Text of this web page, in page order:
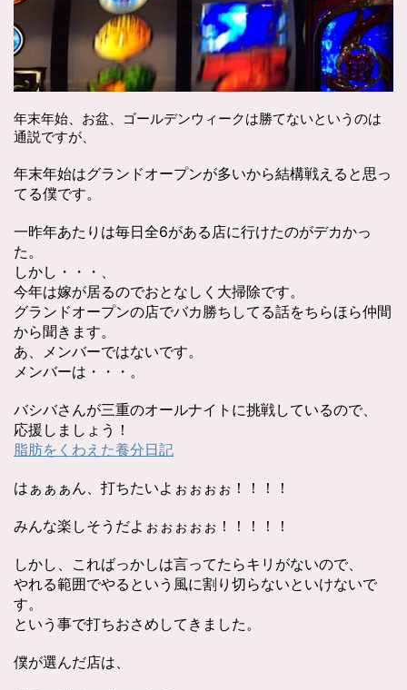
年末年始、お盆、ゴールデンウィークは勝てないというのは
通説ですが、
年末年始はグランドオープンが多いから結構戦えると思っ
てる僕です。
一昨年あたりは毎日全6がある店に行けたのがデカかっ
た。
しかし・・・、
今年は嫁が居るのでおとなしく大掃除です。
グランドオープンの店でバカ勝ちしてる話をちらほら仲間
から聞きます。
あ、メンバーではないです。
メンバーは・・・。
バシバさんが三重のオールナイトに挑戦しているので、
応援しましょう！
脂肪をくわえた養分日記
はぁぁぁん、打ちたいよぉぉぉぉ！！！！
みんな楽しそうだよぉぉぉぉぉ！！！！！
しかし、こればっかしは言ってたらキリがないので、
やれる範囲でやるという風に割り切らないといけないで
す。
という事で打ちおさめしてきました。
僕が選んだ店は、